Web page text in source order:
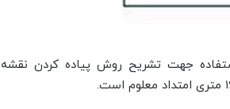
شکل ۱ (شکل مثال مورد استفاده جهت تشریح روش پیاده کردن نقشه